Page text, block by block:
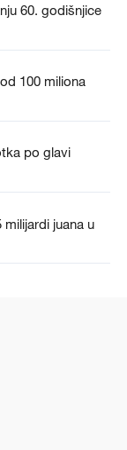
60. godišnjice
100 miliona
po glavi
juana u